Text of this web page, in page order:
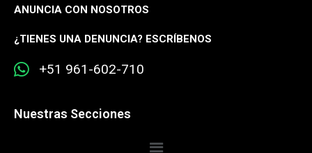
ANUNCIA CON NOSOTROS
¿TIENES UNA DENUNCIA? ESCRÍBENOS
+51 961-602-710
Nuestras Secciones